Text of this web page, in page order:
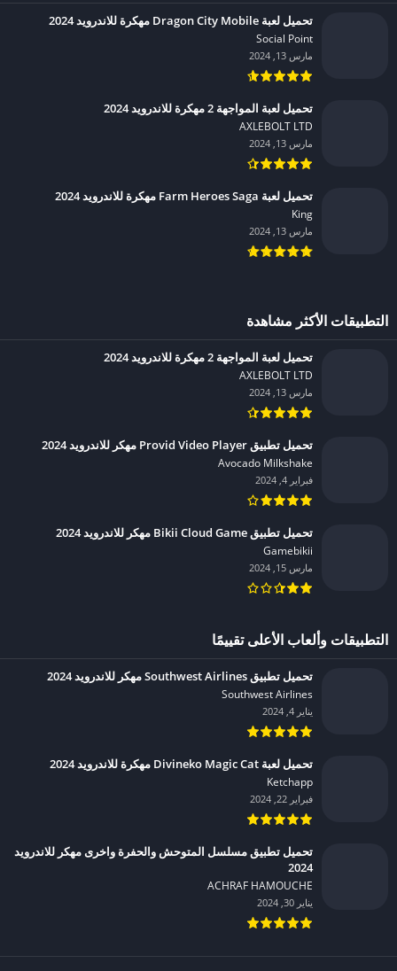
تحميل لعبة Dragon City Mobile مهكرة للاندرويد 2024
Social Point‏
مارس 13, 2024
تحميل لعبة المواجهة 2 مهكرة للاندرويد 2024
AXLEBOLT LTD‏
مارس 13, 2024
تحميل لعبة Farm Heroes Saga مهكرة للاندرويد 2024
King‏
مارس 13, 2024
التطبيقات الأكثر مشاهدة
تحميل لعبة المواجهة 2 مهكرة للاندرويد 2024
AXLEBOLT LTD‏
مارس 13, 2024
تحميل تطبيق Provid Video Player مهكر للاندرويد 2024
Avocado Milkshake‏
فبراير 4, 2024
تحميل تطبيق Bikii Cloud Game مهكر للاندرويد 2024
Gamebikii‏
مارس 15, 2024
التطبيقات وألعاب الأعلى تقييمًا
تحميل تطبيق Southwest Airlines مهكر للاندرويد 2024
Southwest Airlines‏
يناير 4, 2024
تحميل لعبة Divineko Magic Cat مهكرة للاندرويد 2024
Ketchapp‏
فبراير 22, 2024
تحميل تطبيق مسلسل المتوحش والحفرة واخرى مهكر للاندرويد
2024
ACHRAF HAMOUCHE‏
يناير 30, 2024